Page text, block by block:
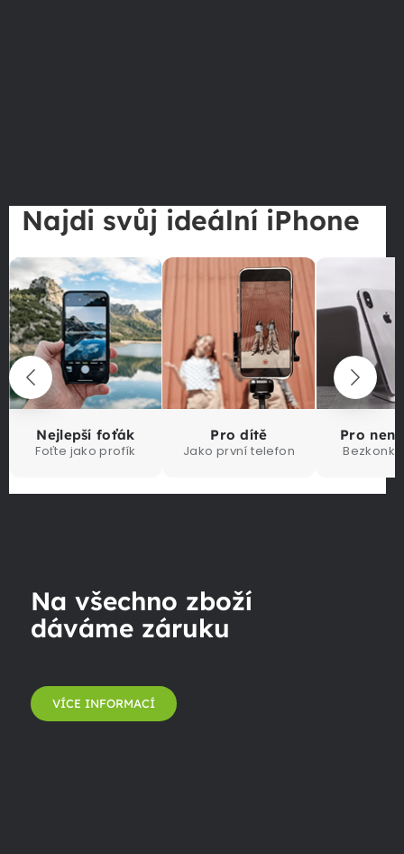
Najdi svůj ideální iPhone
Nejlepší foťák
Foťte jako profík
Pro dítě
Jako první telefon
Pro
Na všechno zboží
dáváme záruku
VÍCE INFORMACÍ